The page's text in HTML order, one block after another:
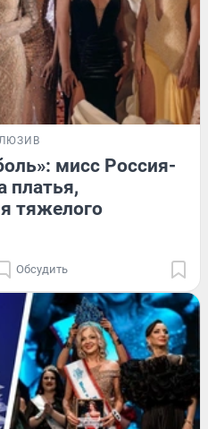
мисс Россия-
платья,
тяжелого
Обсудить